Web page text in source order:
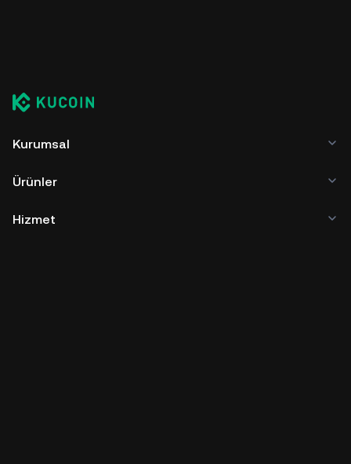
Kurumsal
Ürünler
Hizmet